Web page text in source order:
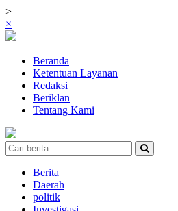
>
×
Beranda
Ketentuan Layanan
Redaksi
Beriklan
Tentang Kami
Berita
Daerah
politik